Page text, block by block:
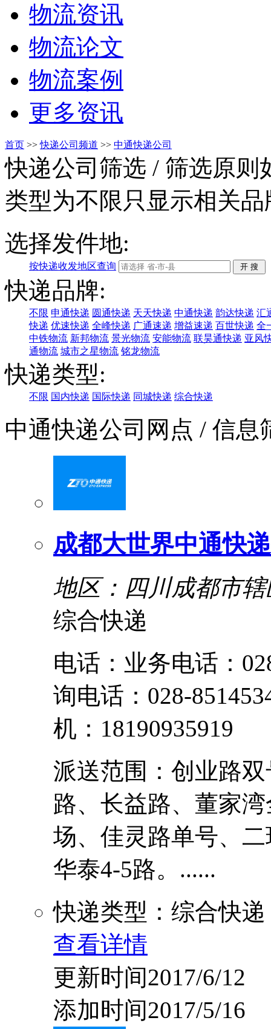
物流资讯
物流论文
物流案例
更多资讯
首页 >>快递公司频道 >> 中通快递公司
快递公司筛选 / 筛选原则
类型为不限只显示相关
选择发件地:
按快递收发地区查询
快递品牌:
不限 申通快递 圆通快递 天天快递 中通快递 韵达快递 汇
快递 优速快递 全峰快递 广通速递 增益速递 百世快递 全
中铁物流 新邦物流 景光物流 安能物流 联昊通快递 亚风
通物流 城市之星物流 铭龙物流
快递类型:
不限 国内快递 国际快递 同城快递 综合快递
中通快递公司网点 / 信息
成都大世界中通快
地区：四川成都市辖
综合快递
电话：业务电话：
询电话：028-
机：18190935919
派送范围：创业路
路、长益路、董家
场、佳灵路单号、
华泰4-5路。......
快递类型：综合快递
查看详情
更新时间2017/6/12
添加时间2017/5/16